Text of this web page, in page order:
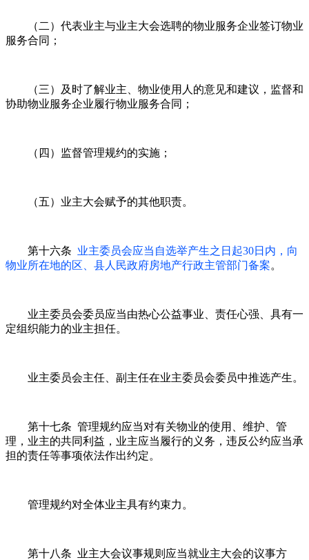
（二）代表业主与业主大会选聘的物业服务企业签订物业
服务合同；
（三）及时了解业主、物业使用人的意见和建议，监督和
协助物业服务企业履行物业服务合同；
（四）监督管理规约的实施；
（五）业主大会赋予的其他职责。
第十六条 业主委员会应当自选举产生之日起30日内，向
物业所在地的区、县人民政府房地产行政主管部门备案。
业主委员会委员应当由热心公益事业、责任心强、具有一
定组织能力的业主担任。
业主委员会主任、副主任在业主委员会委员中推选产生。
第十七条 管理规约应当对有关物业的使用、维护、管
理，业主的共同利益，业主应当履行的义务，违反公约应当承
担的责任等事项依法作出约定。
管理规约对全体业主具有约束力。
第十八条 业主大会议事规则应当就业主大会的议事方